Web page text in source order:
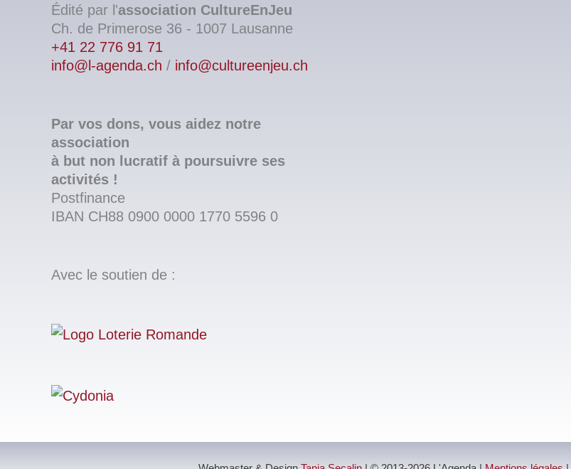
Édité par l'association CultureEnJeu
Ch. de Primerose 36 - 1007 Lausanne
+41 22 776 91 71
info@l-agenda.ch / info@cultureenjeu.ch
Par vos dons, vous aidez notre
association
à but non lucratif à poursuivre ses
activités !
Postfinance
IBAN CH88 0900 0000 1770 5596 0
Avec le soutien de :